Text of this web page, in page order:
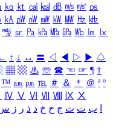
㎏ ㏏ ㎈ ㎉ ㏈ ㎧ ㎨ ㎰
㎄ ㎺ ㎻ ㎽ ㎾ ㎿ ㎐ ㎑
㎯ ㏛ ㎩ ㎪ ㎫ ㎬ ㏝ ㏐
㏓
↑ ↓ ↔ 〓 ◁ ◀ ▷ ▶ ♤
▦ ▩ ♨ ☏ ☎ ☜ ☞ ¶ †
™ ㏂ ㏘ ℡ ＃ ＆ ＊ ＠ ª º
Ⅳ Ⅴ Ⅵ Ⅶ Ⅷ Ⅸ Ⅹ
ب ت ث ج ح خ د ذ ر ز